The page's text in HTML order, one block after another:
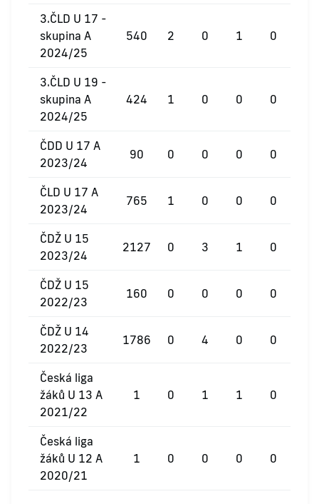
3.ČLD U 17 -
skupina A
2024/25
540 2 0 1 0
3.ČLD U 19 -
skupina A
2024/25
424 1 0 0 0
ČDD U 17 A
2023/24
90 0 0 0 0
ČLD U 17 A
2023/24
765 1 0 0 0
ČDŽ U 15
2023/24
2127 0 3 1 0
ČDŽ U 15
2022/23
160 0 0 0 0
ČDŽ U 14
2022/23
1786 0 4 0 0
Česká liga
žáků U 13 A
2021/22
1 0 1 1 0
Česká liga
žáků U 12 A
2020/21
1 0 0 0 0